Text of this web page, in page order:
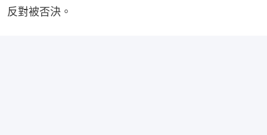
反對被否決。